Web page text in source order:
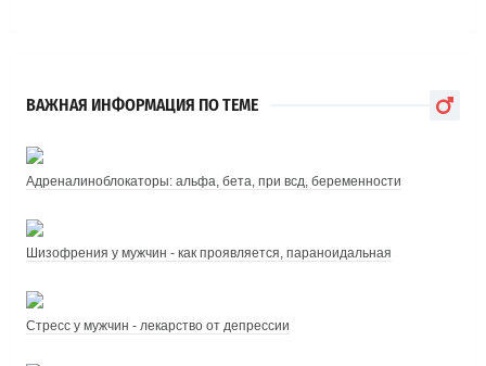
ВАЖНАЯ ИНФОРМАЦИЯ ПО ТЕМЕ
Адреналиноблокаторы: альфа, бета, при всд, беременности
Шизофрения у мужчин - как проявляется, параноидальная
Стресс у мужчин - лекарство от депрессии